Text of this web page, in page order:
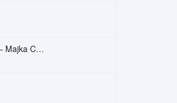
Mindenki Táncol – Majka Curtis, Péter Majoros